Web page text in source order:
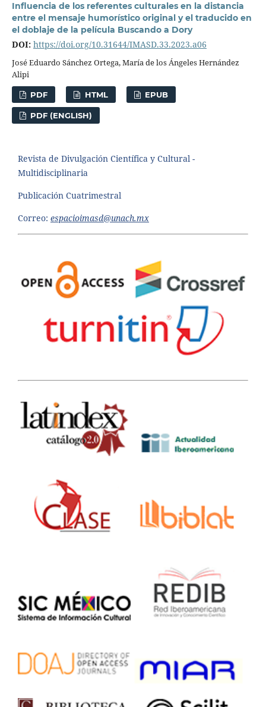
Influencia de los referentes culturales en la distancia
entre el mensaje humorístico original y el traducido en
el doblaje de la película Buscando a Dory
DOI: https://doi.org/10.31644/IMASD.33.2023.a06
José Eduardo Sánchez Ortega, María de los Ángeles Hernández
Alipi
PDF HTML EPUB
PDF (ENGLISH)
Revista de Divulgación Científica y Cultural -
Multidisciplinaria
Publicación Cuatrimestral
Correo: espacioimasd@unach.mx